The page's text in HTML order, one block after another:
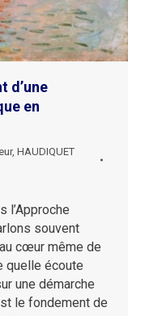
d’une
en
, HAUDIQUET
l’Approche
souvent
au cœur même de
quelle écoute
une démarche
le fondement de